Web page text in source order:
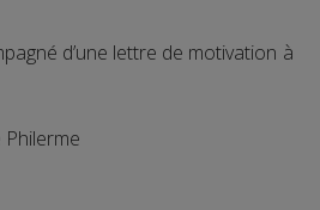
d’une lettre de motivation à